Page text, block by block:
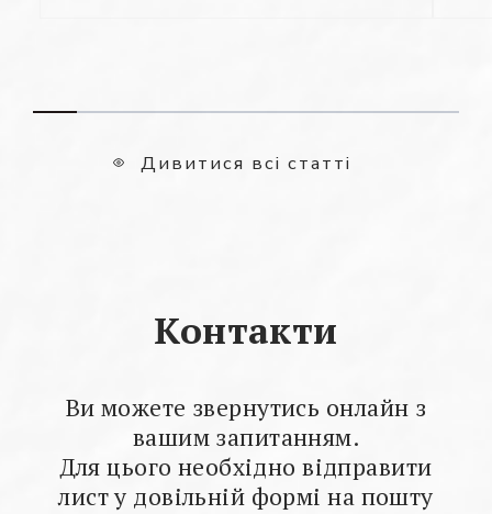
Дивитися всі статті
Контакти
Ви можете звернутись онлайн з
вашим запитанням.
Для цього необхідно відправити
лист у довільній формі на пошту